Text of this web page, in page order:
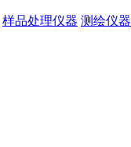
样品处理仪器 测绘仪器